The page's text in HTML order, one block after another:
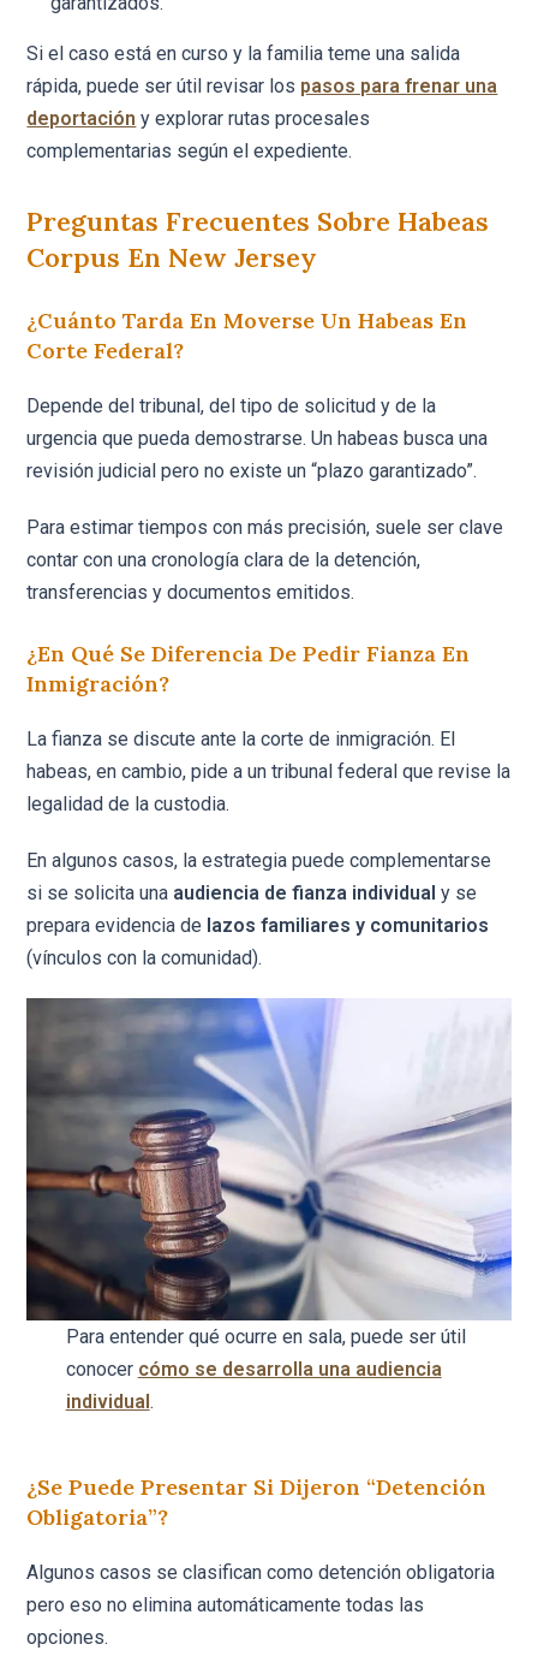
Si el caso está en curso y la familia teme una salida
rápida, puede ser útil revisar los pasos para frenar una
deportación y explorar rutas procesales
complementarias según el expediente.
Preguntas Frecuentes Sobre Habeas
Corpus En New Jersey
¿Cuánto Tarda En Moverse Un Habeas En
Corte Federal?
Depende del tribunal, del tipo de solicitud y de la
urgencia que pueda demostrarse. Un habeas busca una
revisión judicial pero no existe un “plazo garantizado”.
Para estimar tiempos con más precisión, suele ser clave
contar con una cronología clara de la detención,
transferencias y documentos emitidos.
¿En Qué Se Diferencia De Pedir Fianza En
Inmigración?
La fianza se discute ante la corte de inmigración. El
habeas, en cambio, pide a un tribunal federal que revise la
legalidad de la custodia.
En algunos casos, la estrategia puede complementarse
si se solicita una audiencia de fianza individual y se
prepara evidencia de lazos familiares y comunitarios
(vínculos con la comunidad).
Para entender qué ocurre en sala, puede ser útil
conocer cómo se desarrolla una audiencia
individual .
¿Se Puede Presentar Si Dijeron “detención
Obligatoria”?
Algunos casos se clasifican como detención obligatoria
pero eso no elimina automáticamente todas las
opciones.